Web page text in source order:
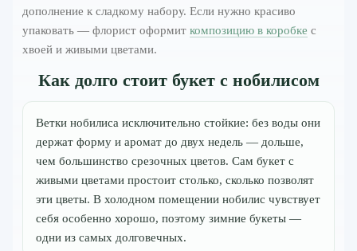
дополнение к сладкому набору. Если нужно красиво
упаковать — флорист оформит композицию в коробке с
хвоей и живыми цветами.
Как долго стоит букет с нобилисом
Ветки нобилиса исключительно стойкие: без воды они
держат форму и аромат до двух недель — дольше,
чем большинство срезочных цветов. Сам букет с
живыми цветами простоит столько, сколько позволят
эти цветы. В холодном помещении нобилис чувствует
себя особенно хорошо, поэтому зимние букеты —
одни из самых долговечных.